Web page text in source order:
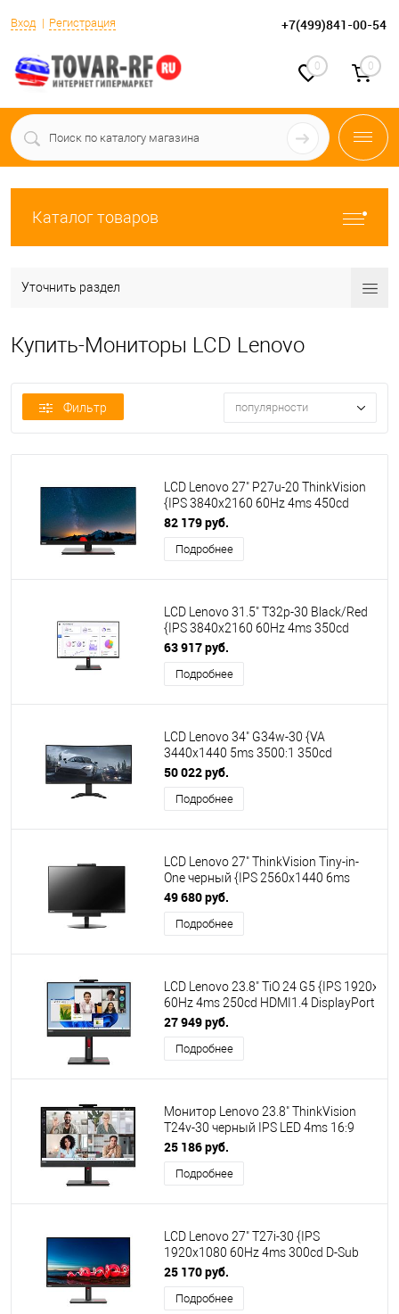
Вход Регистрация +7(499)841-00-54
0 0
Каталог товаров
Уточнить раздел
Купить-Мониторы LCD Lenovo
Фильтр популярности
LCD Lenovo 27" P27u-20 ThinkVision
{IPS 3840x2160 60Hz 4ms 450cd
2xHDMI DisplayPort 3xUSB USB-
C(27W) Thunderbolt RJ45 2x3W HAS
Pivot Vesa}
82 179 руб.
Подробнее
LCD Lenovo 31.5" T32p-30 Black/Red
{IPS 3840x2160 60Hz 4ms 350cd
HDMI DisplayPort 4xUSB USB-C(90W)
RJ45 HAS Pivot VESA}
63 917 руб.
Подробнее
LCD Lenovo 34" G34w-30 {VA
3440x1440 5ms 3500:1 350cd
178/178 2xHDMI2.1 DisplayPort1.4
2x3W} [66F1GAC1EU]
50 022 руб.
Подробнее
LCD Lenovo 27" ThinkVision Tiny-in-
One черный {IPS 2560x1440 6ms
60Hz webcam 1000:1 350cd 178/178
HDMI DisplayPort 2xUSB3.1 2x2W}
[10YFRAT1EU/11JHRAT1EU]
49 680 руб.
Подробнее
LCD Lenovo 23.8" TiO 24 G5 {IPS
60Hz 4ms 250cd HDMI1.4 DisplayPort1.2
USB3.2 WebCam 2x3W}
[12NAGAT1UK/12NAGAT1WW/
27 949 руб.
Подробнее
Монитор Lenovo 23.8" ThinkVision
T24v-30 черный IPS LED 4ms 16:9
HDMI M/M Cam матовая HAS Piv
1000:1 250cd 178гр/178гр
1920x1080 75Hz VGA DP FHD USB
25 186 руб.
Подробнее
LCD Lenovo 27" T27i-30 {IPS
1920x1080 60Hz 4ms 300cd D-Sub
HDMI DisplayPort 4xUSB HAS Pivot
Vesa}
25 170 руб.
Подробнее